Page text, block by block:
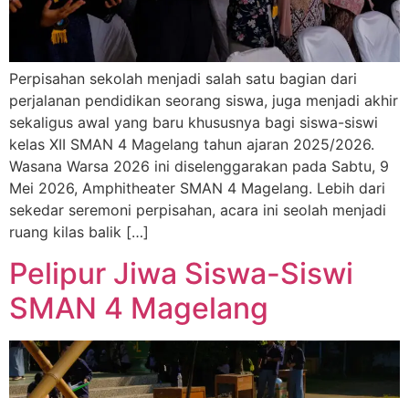
Perpisahan sekolah menjadi salah satu bagian dari
perjalanan pendidikan seorang siswa, juga menjadi akhir
sekaligus awal yang baru khususnya bagi siswa-siswi
kelas XII SMAN 4 Magelang tahun ajaran 2025/2026.
Wasana Warsa 2026 ini diselenggarakan pada Sabtu, 9
Mei 2026, Amphitheater SMAN 4 Magelang. Lebih dari
sekedar seremoni perpisahan, acara ini seolah menjadi
ruang kilas balik […]
Pelipur Jiwa Siswa-Siswi
SMAN 4 Magelang